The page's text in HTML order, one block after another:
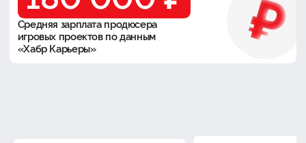
Средняя зарплата продюсера
игровых проектов по данным
«Хабр Карьеры»